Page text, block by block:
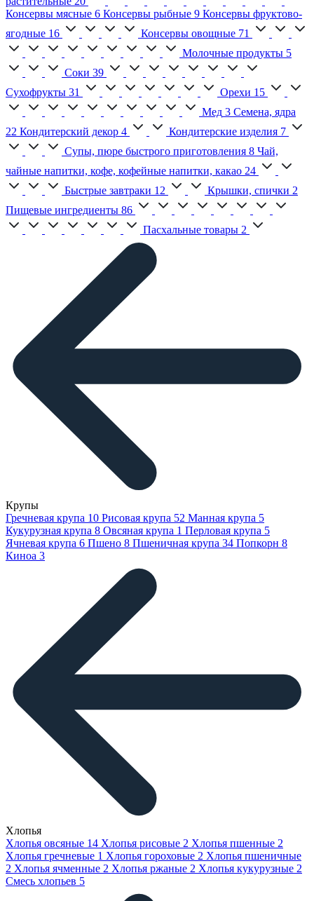
Консервы мясные 6 Консервы рыбные 9 Консервы фруктово-
ягодные 16 Консервы овощные 71
Молочные продукты 5
Соки 39
Сухофрукты 31 Орехи 15
Мед 3 Семена, ядра
22 Кондитерский декор 4 Кондитерские изделия 7
Супы, пюре быстрого приготовления 8 Чай,
чайные напитки, кофе, кофейные напитки, какао 24
Быстрые завтраки 12 Крышки, спички 2
Пищевые ингредиенты 86
Пасхальные товары 2
Крупы
Гречневая крупа 10 Рисовая крупа 52 Манная крупа 5
Кукурузная крупа 8 Овсяная крупа 1 Перловая крупа 5
Ячневая крупа 6 Пшено 8 Пшеничная крупа 34 Попкорн 8
Киноа 3
Хлопья
Хлопья овсяные 14 Хлопья рисовые 2 Хлопья пшенные 2
Хлопья гречневые 1 Хлопья гороховые 2 Хлопья пшеничные
2 Хлопья ячменные 2 Хлопья ржаные 2 Хлопья кукурузные 2
Смесь хлопьев 5